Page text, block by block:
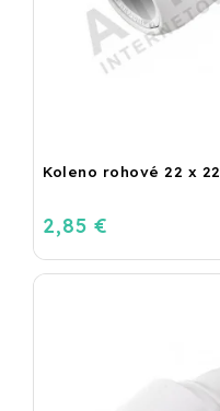
Koleno rohové 22 x 22
2,85 €